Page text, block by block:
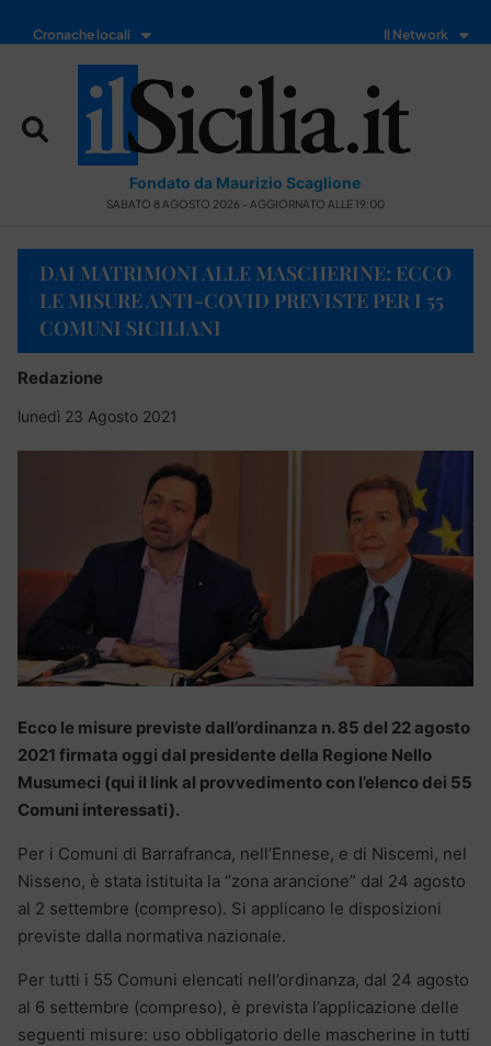
Cronache locali Il Network
Fondato da Maurizio Scaglione
SABATO 8 AGOSTO 2026 - AGGIORNATO ALLE 19:00
DAI MATRIMONI ALLE MASCHERINE: ECCO
LE MISURE ANTI-COVID PREVISTE PER I 55
COMUNI SICILIANI
Redazione
lunedì 23 Agosto 2021
Ecco le misure previste dall’ordinanza n. 85 del 22 agosto
2021 firmata oggi dal presidente della Regione Nello
Musumeci (qui il link al provvedimento con l’elenco dei 55
Comuni interessati).
Per i Comuni di Barrafranca, nell’Ennese, e di Niscemi, nel
Nisseno, è stata istituita la “zona arancione” dal 24 agosto
al 2 settembre (compreso). Si applicano le disposizioni
previste dalla normativa nazionale.
Per tutti i 55 Comuni elencati nell’ordinanza, dal 24 agosto
al 6 settembre (compreso), è prevista l’applicazione delle
seguenti misure: uso obbligatorio delle mascherine in tutti